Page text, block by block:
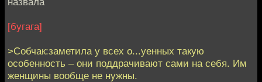
[бугага]
>Собчак:заметила у всех о...уенных такую
особенность – они поддрачивают сами на себя. Им
женщины вообще не нужны.